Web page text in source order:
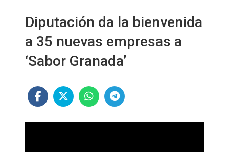
Diputación da la bienvenida
a 35 nuevas empresas a
‘Sabor Granada’